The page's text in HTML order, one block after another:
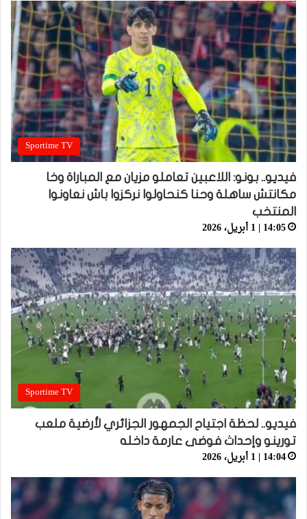
Sportime TV
فيديو.. بونو: اللاعبين تعاملو مزيان مع المباراة وخا
مكانتش ساهلة وحنا كنحاولوا نركزوا باش نعاونوا
المنتخب
14:05 | 1 أبريل، 2026
Sportime TV
فيديو.. لحظة اجتياح الجمهور الجزائري لأرضية ملعب
تورينو وإحداث فوضى عارمة داخله
14:04 | 1 أبريل، 2026